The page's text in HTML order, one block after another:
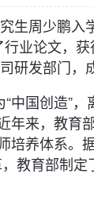
生周少鹏
业论文，
研发部门，
中国创造”
来，教育
培养体系。
教育部制